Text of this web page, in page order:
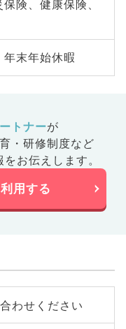
険、健康保険、
末年始休暇
トナーが
・研修制度など
お伝えします。
用する
わせください